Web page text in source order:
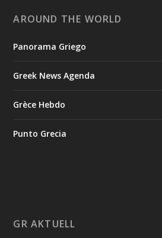
AROUND THE WORLD
Panorama Griego
Greek News Agenda
Grèce Hebdo
Punto Grecia
GR AKTUELL